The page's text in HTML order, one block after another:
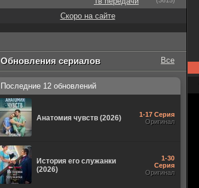
Скоро на сайте
Обновления сериалов Все
Последние 12 обновлений
Анатомия чувств (2026)
1-17 Серия
Оригинал
История его служанки
(2026)
1-30
Серия
Оригинал